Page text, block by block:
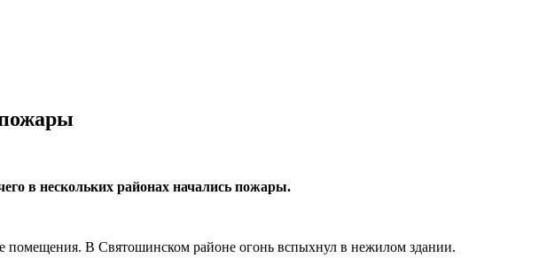
в нескольких районах начались пожары.
помещения. В Святошинском районе огонь вспыхнул в нежилом здании.